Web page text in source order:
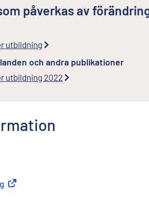
påverkas av
utbildning
och andra publikationer
utbildning 2022